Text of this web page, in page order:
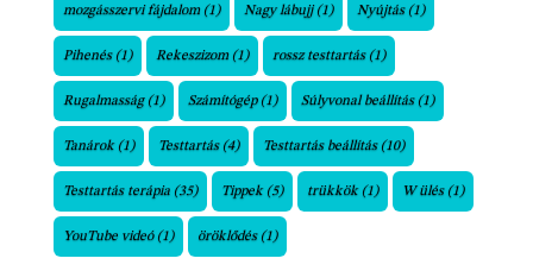
mozgásszervi fájdalom(1) Nagy lábujj(1) Nyújtás(1)
Pihenés(1) Rekeszizom(1) rossz testtartás(1)
Rugalmasság(1) Számítógép(1) Súlyvonal beállítás(1)
Tanárok(1) Testtartás(4) Testtartás beállítás(10)
Testtartás terápia(35) Tippek(5) trükkök(1) W ülés(1)
YouTube videó(1) öröklődés(1)